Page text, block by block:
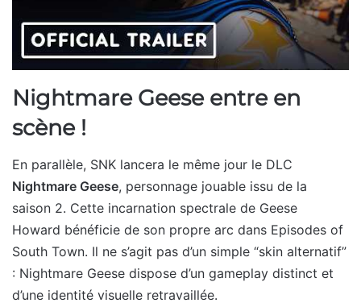
Nightmare Geese entre en
scène !
En parallèle, SNK lancera le même jour le DLC
Nightmare Geese, personnage jouable issu de la
saison 2. Cette incarnation spectrale de Geese
Howard bénéficie de son propre arc dans Episodes of
South Town. Il ne s’agit pas d’un simple “skin alternatif”
: Nightmare Geese dispose d’un gameplay distinct et
d’une identité visuelle retravaillée.